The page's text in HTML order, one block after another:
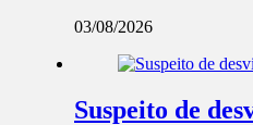
03/08/2026
Suspeito de